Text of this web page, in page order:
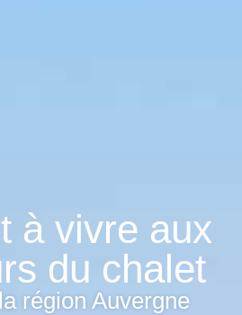
à vivre aux
du chalet
région Auvergne